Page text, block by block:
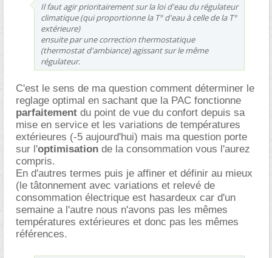
Il faut agir prioritairement sur la loi d'eau du régulateur
climatique (qui proportionne la T° d'eau à celle de la T°
extérieure)
ensuite par une correction thermostatique
(thermostat d'ambiance) agissant sur le même
régulateur.
C'est le sens de ma question comment déterminer le
reglage optimal en sachant que la PAC fonctionne
parfaitement du point de vue du confort depuis sa
mise en service et les variations de températures
extérieures (-5 aujourd'hui) mais ma question porte
sur l'optimisation de la consommation vous l'aurez
compris.
En d'autres termes puis je affiner et définir au mieux
(le tâtonnement avec variations et relevé de
consommation électrique est hasardeux car d'un
semaine a l'autre nous n'avons pas les mêmes
températures extérieures et donc pas les mêmes
références.